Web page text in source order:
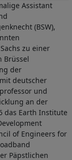
Assistant
(BSW),
zu einer
Brüssel
der
deutscher
und
an der
das Earth Institute
of Engineers for
Päpstlichen